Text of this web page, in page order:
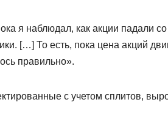
я наблюдал, как акции падали со
[…] То есть, пока цена акций
правильно».
с учетом сплитов,